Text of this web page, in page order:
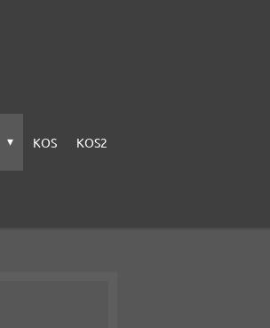
KOS KOS2